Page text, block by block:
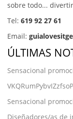
sobre todo...
Tel: 619 92 27 61
Email:
ÚLTIMAS
Sensacional
Sensacional
Diseñadores/as de